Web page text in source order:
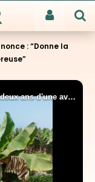
: “Donne la